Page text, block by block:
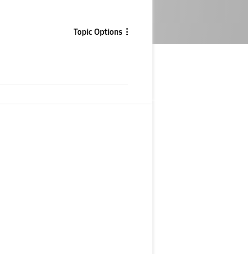
Topic Options